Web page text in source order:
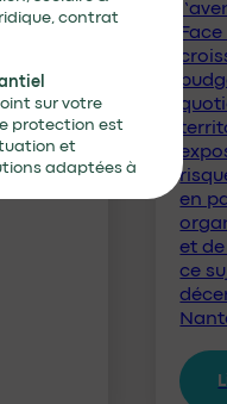
et
et
élevés
en
et
ce
contrat
sur votre
protection est
et
adaptées à